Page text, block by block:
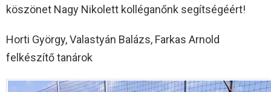
köszönet Nagy Nikolett kolléganőnk segítségéért!
Horti György, Valastyán Balázs, Farkas Arnold
felkészítő tanárok